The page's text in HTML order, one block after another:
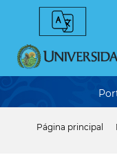
Página principal